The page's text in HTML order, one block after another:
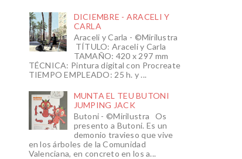
DICIEMBRE - ARACELI Y
CARLA
Araceli y Carla - ©Mirilustra
TÍTULO: Araceli y Carla
TAMAÑO: 420 x 297 mm
TÉCNICA: Pintura digital con Procreate
TIEMPO EMPLEADO: 25 h. y ...
MUNTA EL TEU BUTONI
JUMPING JACK
Butoni - ©Mirilustra Os
presento a Butoni. Es un
demonio travieso que vive
en los árboles de la Comunidad
Valenciana, en concreto en los a...